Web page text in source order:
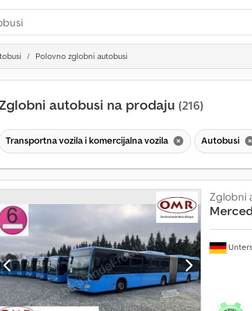
Polovno zglobni autobusi
autobusi na prodaju (216)
Transportna vozila i komercijalna vozila Autobusi
Zglobni